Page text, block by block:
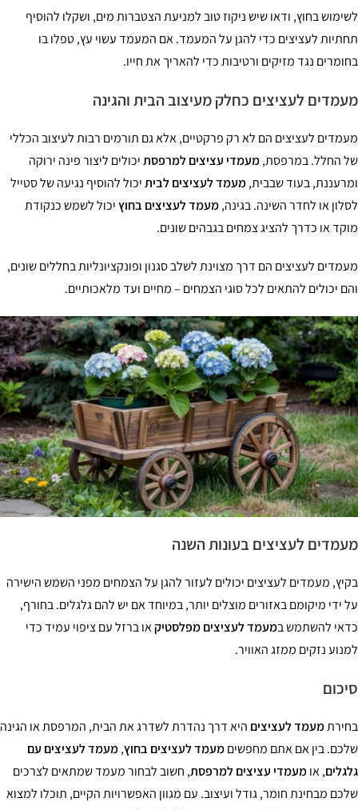
בחוץ, ודאו שיש ניקוז טוב למניעת הצטברות מים, ושקלו להוסיף
לעציצים כדי להגן על המעמד. אם המעמד עשוי עץ, טפלו בו
נגד מזיקים ורטיבות כדי להאריך את חייו.
לעציצים כחלק מעיצוב הבית והגינה
לעציצים הם לא רק פרקטיים, אלא גם תורמים רבות לעיצוב הכללי
החלל. במרפסת,מעמדי עציצים למרפסתיכולים ליצור פינה ירוקה
בעוד שבבית,מעמד לעציצים לביתיכול להוסיף נגיעה של סטייל
או לחדר השינה. בגינה,מעמד לעציצים בחוץיכול לשמש כנקודת
או כדרך להציג צמחים בגבהים שונים.
לעציצים הם דרך מצוינת לשלב סגנון ופונקציונליות בחללים שונים,
יכולים להתאים לכל סוגי הצמחים – מחיים ועד מלאכותיים.
לעציצים בעונות השנה
מעמדים לעציצים יכולים לעזור להגן על הצמחים מפני השמש הישירה
ידי מיקומם באזורים מוצלים יותר, במיוחד אם יש להם גלגלים. בחורף,
להשתמש במעמד לעציצים מפלסטיקאו ברזל עם ציפוי עמיד כדי
נזקים ממזג האוויר.
מעמד לעציציםהיא דרך נהדרת לשדרג את הבית, המרפסת או הגינה
בין אם אתם מחפשיםמעמד לעציצים בחוץ,מעמד לעציצים עם
, אומעמדי עציצים למרפסת, חשוב לבחור מעמד שמתאים לצרכים
מבחינת חומר, גודל ועיצוב. עם מגוון האפשרויות הקיים, תוכלו למצוא